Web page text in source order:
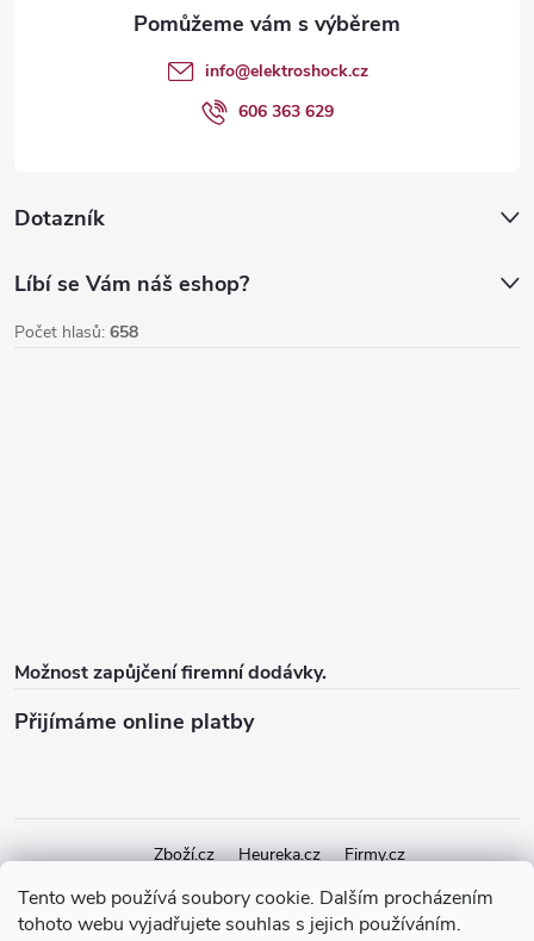
Tento web používá soubory cookie. Dalším procházením
tohoto webu vyjadřujete souhlas s jejich používáním.
info@elektroshock.cz
606 363 629
Dotazník
Líbí se Vám náš eshop?
Počet hlasů: 658
Možnost zapůjčení firemní dodávky.
Přijímáme online platby
Zboží.cz Heureka.cz Firmy.cz